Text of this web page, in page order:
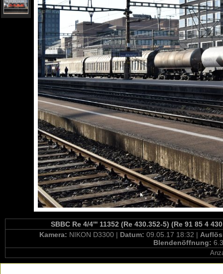
SBBC Re 4/4''' 11352 (Re 430.352-5) (Re 91 85 4
Kamera: NIKON D3300 | Datum: 09.05.17 18:32 |
Blendenöffnung: